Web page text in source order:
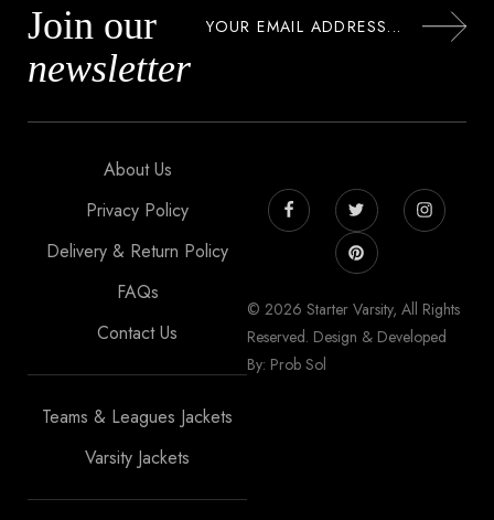
Join our
newsletter
About Us
Privacy Policy
Delivery & Return Policy
FAQs
Contact Us
Teams & Leagues Jackets
Varsity Jackets
© 2026 Starter Varsity, All Rights
Reserved. Design & Developed
By: Prob Sol